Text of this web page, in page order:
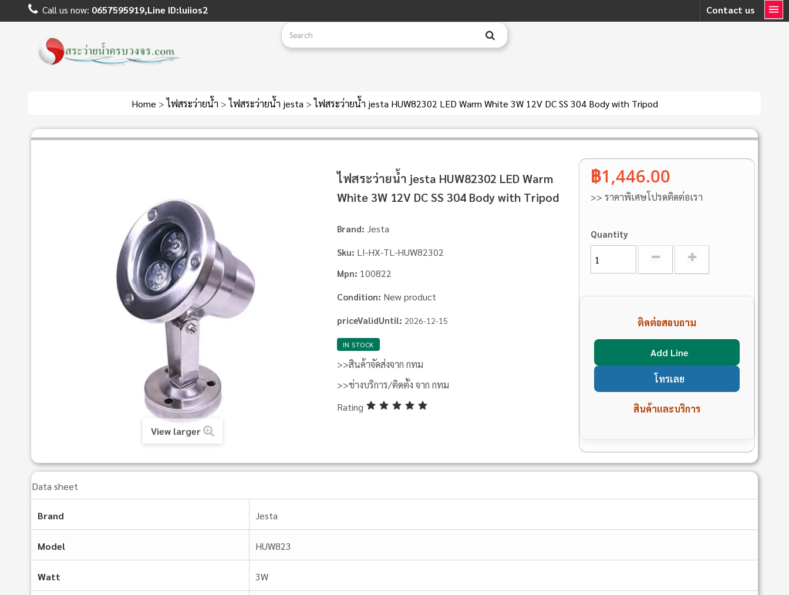
Contact us
Call us now: 0657595919,Line ID:luiios2
Home > ไฟสระว่ายน้ำ > ไฟสระว่ายน้ำ jesta > ไฟสระว่ายน้ำ jesta HUW82302 LED Warm White 3W 12V DC SS 304 Body with Tripod
View larger
ไฟสระว่ายน้ำ jesta HUW82302 LED Warm
White 3W 12V DC SS 304 Body with Tripod
Brand: Jesta
Sku: LI-HX-TL-HUW82302
Mpn: 100822
Condition: New product
priceValidUntil: 2026-12-15
IN STOCK
>>สินค้าจัดส่งจาก กทม
>>ช่างบริการ/ติดตั้ง จาก กทม
Rating
฿1,446.00
>> ราคาพิเศษโปรดติดต่อเรา
Quantity
ติดต่อสอบถาม
Add Line
โทรเลย
สินค้าและบริการ
Data sheet
Brand Jesta
Model HUW823
Watt 3W